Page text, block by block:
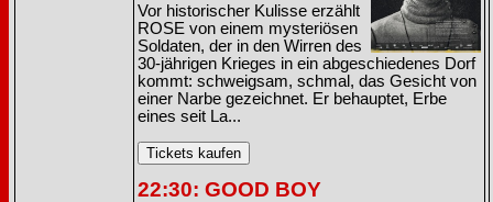
Vor historischer Kulisse erzählt
ROSE von einem mysteriösen
Soldaten, der in den Wirren des
30-jährigen Krieges in ein abgeschiedenes Dorf
kommt: schweigsam, schmal, das Gesicht von
einer Narbe gezeichnet. Er behauptet, Erbe
eines seit La...
22:30: GOOD BOY